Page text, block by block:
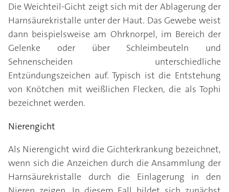
Die Weichteil-Gicht zeigt sich mit der Ablagerung der
Harnsäurekristalle unter der Haut. Das Gewebe weist
dann beispielsweise am Ohrknorpel, im Bereich der
Gelenke oder über Schleimbeuteln und
Sehnenscheiden unterschiedliche
Entzündungszeichen auf. Typisch ist die Entstehung
von Knötchen mit weißlichen Flecken, die als Tophi
bezeichnet werden.
Nierengicht
Als Nierengicht wird die Gichterkrankung bezeichnet,
wenn sich die Anzeichen durch die Ansammlung der
Harnsäurekristalle durch die Einlagerung in den